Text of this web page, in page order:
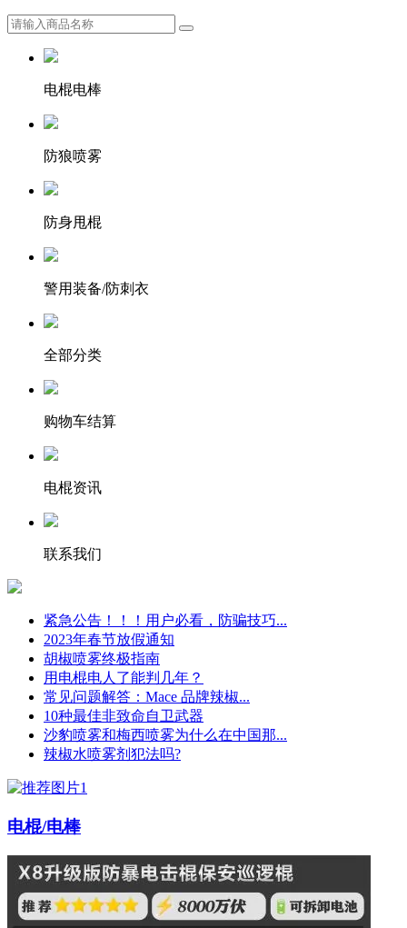
电棍电棒
防狼喷雾
防身甩棍
警用装备/防刺衣
全部分类
购物车结算
电棍资讯
联系我们
紧急公告！！！用户必看，防骗技巧...
2023年春节放假通知
胡椒喷雾终极指南
用电棍电人了能判几年？
常见问题解答：Mace 品牌辣椒...
10种最佳非致命自卫武器
沙豹喷雾和梅西喷雾为什么在中国那...
辣椒水喷雾剂犯法吗?
电棍/电棒